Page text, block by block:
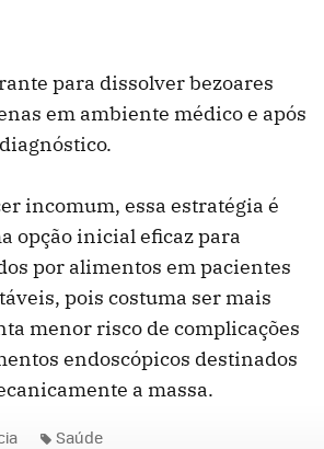
para dissolver bezoares
em ambiente médico e após
incomum, essa estratégia é
opção inicial eficaz para
por alimentos em pacientes
pois costuma ser mais
menor risco de complicações
endoscópicos destinados
a massa.
Saúde